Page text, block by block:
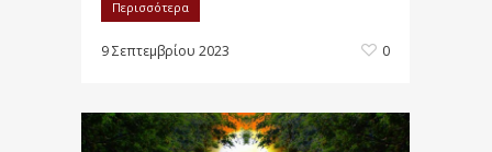
Περισσότερα
9 Σεπτεμβρίου 2023 0